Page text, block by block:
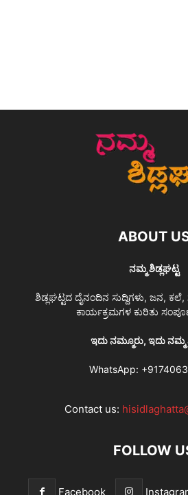
ABOUT
ನಮ್ಮ ಶಿಡ್ಲಘಟ್ಟ
ಶಿಡ್ಲಘಟ್ಟದ ದೈನಂದಿನ ಸುದ್ದಿಗಳು, ಜನ, ಕಲೆ,
ಕಾರ್ಯಕ್ರಮಗಳ ಕುರಿತು
ಇದು ನಮ್ಮೂರು, ಇದು ನಮ್ಮ
WhatsApp:
Contact us:
FOLLOW
Facebook